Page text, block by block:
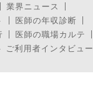
業界ニュース
医師の年収診断
医師の職場カルテ
ご利用者インタビュー